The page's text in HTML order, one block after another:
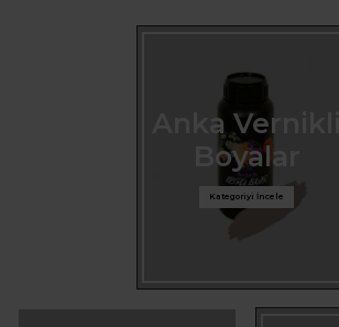
Anka Vernikli
Boyalar
Kategoriyi İncele